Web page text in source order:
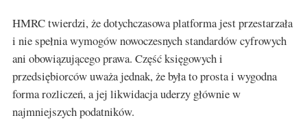
HMRC twierdzi, że dotychczasowa platforma jest przestarzała
i nie spełnia wymogów nowoczesnych standardów cyfrowych
ani obowiązującego prawa. Część księgowych i
przedsiębiorców uważa jednak, że była to prosta i wygodna
forma rozliczeń, a jej likwidacja uderzy głównie w
najmniejszych podatników.